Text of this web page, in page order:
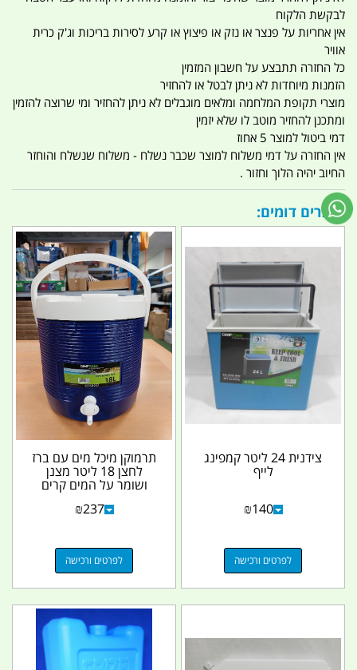
לבקשת הלקוח
אין אחריות על פנצר או נזק או פיצוץ או קרע לסירות בריכות וג'ק כרית
אוויר
כל החזרה תתבצע על חשבון המזמין
הזמנות מיוחדות לא ניתן לבטל או להחזיר
מוצרי תקופת המלחמה ומלאים מוגבלים לא ניתן להחזיר ומי שרוצה להזמין
ומתכנן להחזיר מוטב לו שלא יזמין
דמי ביטול למוצר 5 אחוז
אין החזרה על דמי משלוח למוצר שכבר נשלח - משלוח שנשלח והוחזר
החיוב יהיה הלוך וחזור .
מוצרים דומים:
צידנית 24 ליטר קמפינג
לייף
₪140
לפרטים ורכישה
תרמוקן מיכל מים עם ברז
לחצן 18 ליטר מצנן
ושומר על המים קרים
צבע כחול ידית ומכסה...
₪237
לפרטים ורכישה